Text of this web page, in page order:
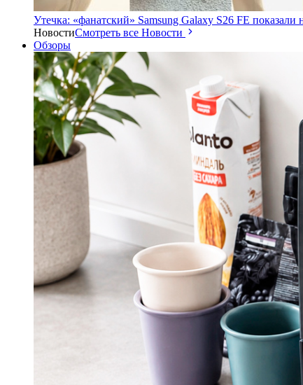
Утечка: «фанатский» Samsung Galaxy S26 FE
НовостиСмотреть все Новости
Обзоры